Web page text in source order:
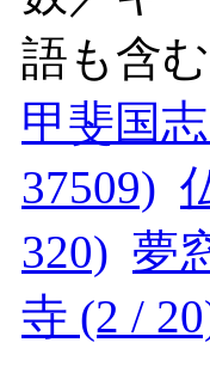
語も含
甲斐国
37509)
320) 夢
寺 (2 /